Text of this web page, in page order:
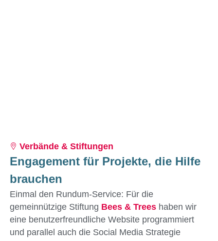
Verbände & Stiftungen
Engagement für Projekte, die Hilfe
brauchen
Einmal den Rundum-Service: Für die
gemeinnützige Stiftung Bees & Trees haben wir
eine benutzerfreundliche Website programmiert
und parallel auch die Social Media Strategie